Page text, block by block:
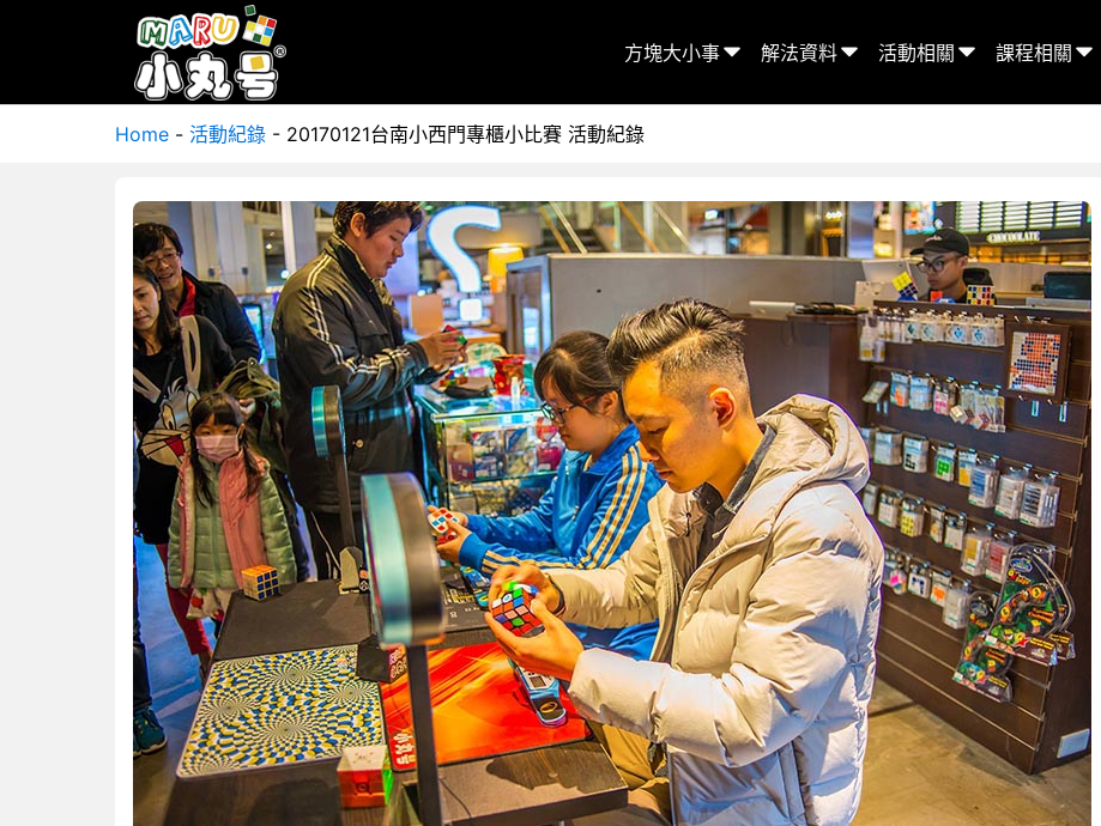
方塊大小事 解法資料 活動相關 課程相關
Home - 活動紀錄 - 20170121台南小西門專櫃小比賽 活動紀錄